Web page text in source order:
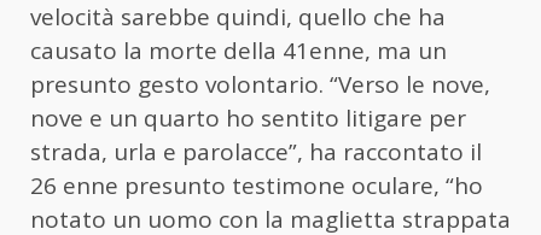
velocità sarebbe quindi, quello che ha
causato la morte della 41enne, ma un
presunto gesto volontario. “Verso le nove,
nove e un quarto ho sentito litigare per
strada, urla e parolacce”, ha raccontato il
26 enne presunto testimone oculare, “ho
notato un uomo con la maglietta strappata